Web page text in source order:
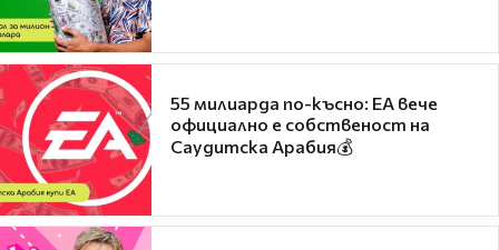
55 милиарда по-късно: EA вече
официално е собственост на
Саудитска Арабия💰